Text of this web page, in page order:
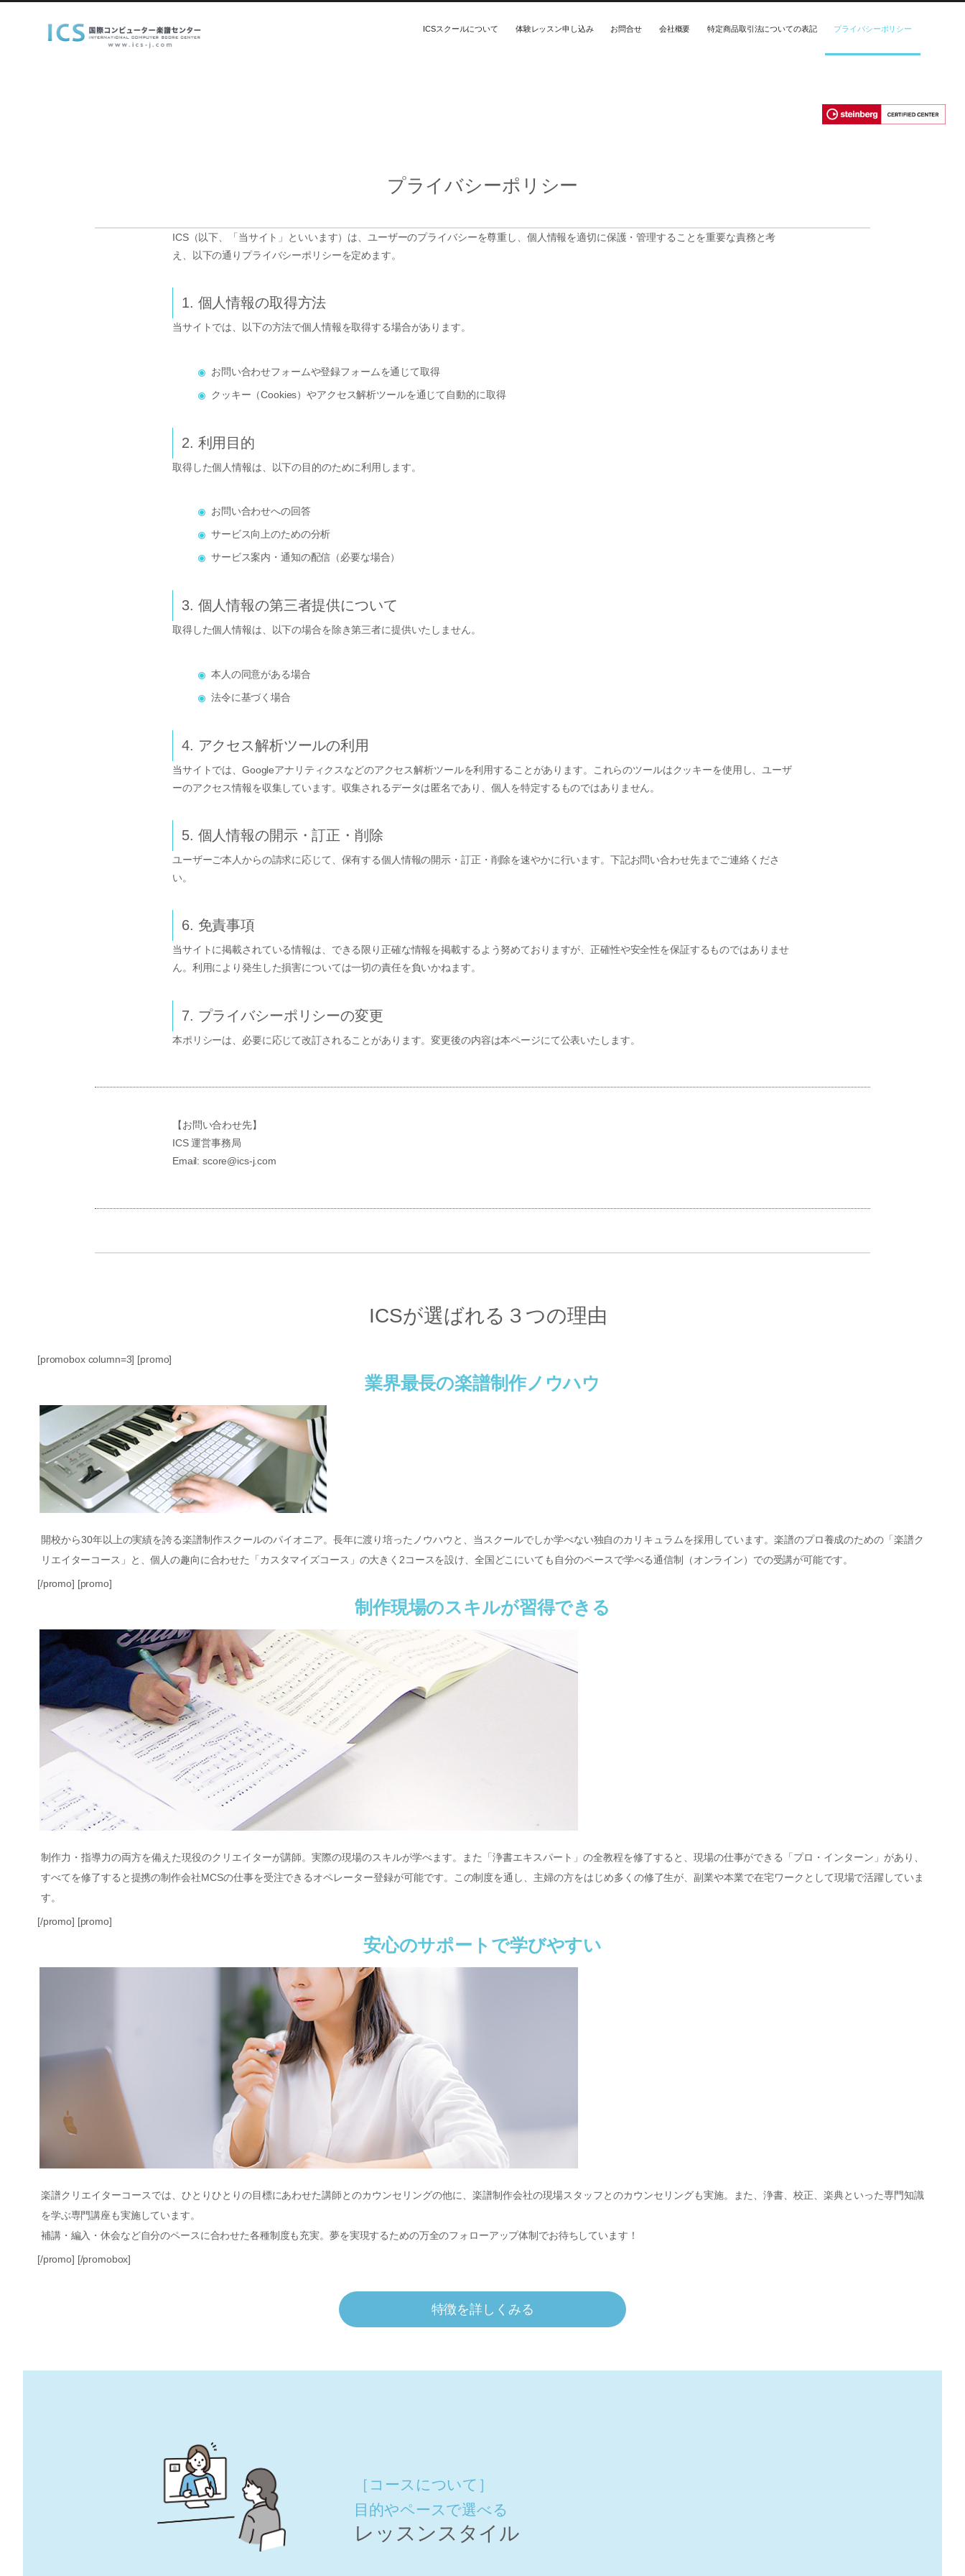
ICSスクールについて 体験レッスン申し込み お問合せ 会社概要 特定商品取引法についての表記 プライバシーポリシー
プライバシーポリシー
ICS（以下、「当サイト」といいます）は、ユーザーのプライバシーを尊重し、個人情報を適切に保護・管理することを重要な責務と考
え、以下の通りプライバシーポリシーを定めます。
1. 個人情報の取得方法
当サイトでは、以下の方法で個人情報を取得する場合があります。
お問い合わせフォームや登録フォームを通じて取得
クッキー（Cookies）やアクセス解析ツールを通じて自動的に取得
2. 利用目的
取得した個人情報は、以下の目的のために利用します。
お問い合わせへの回答
サービス向上のための分析
サービス案内・通知の配信（必要な場合）
3. 個人情報の第三者提供について
取得した個人情報は、以下の場合を除き第三者に提供いたしません。
本人の同意がある場合
法令に基づく場合
4. アクセス解析ツールの利用
当サイトでは、Googleアナリティクスなどのアクセス解析ツールを利用することがあります。これらのツールはクッキーを使用し、ユーザ
ーのアクセス情報を収集しています。収集されるデータは匿名であり、個人を特定するものではありません。
5. 個人情報の開示・訂正・削除
ユーザーご本人からの請求に応じて、保有する個人情報の開示・訂正・削除を速やかに行います。下記お問い合わせ先までご連絡くださ
い。
6. 免責事項
当サイトに掲載されている情報は、できる限り正確な情報を掲載するよう努めておりますが、正確性や安全性を保証するものではありませ
ん。利用により発生した損害については一切の責任を負いかねます。
7. プライバシーポリシーの変更
本ポリシーは、必要に応じて改訂されることがあります。変更後の内容は本ページにて公表いたします。
【お問い合わせ先】
ICS 運営事務局
Email: score@ics-j.com
ICSが選ばれる３つの理由
[promobox column=3] [promo]
業界最長の楽譜制作ノウハウ
開校から30年以上の実績を誇る楽譜制作スクールのパイオニア。長年に渡り培ったノウハウと、当スクールでしか学べない独自のカリキュラムを採用しています。楽譜のプロ養成のための「楽譜ク
リエイターコース」と、個人の趣向に合わせた「カスタマイズコース」の大きく2コースを設け、全国どこにいても自分のペースで学べる通信制（オンライン）での受講が可能です。
[/promo] [promo]
制作現場のスキルが習得できる
制作力・指導力の両方を備えた現役のクリエイターが講師。実際の現場のスキルが学べます。また「浄書エキスパート」の全教程を修了すると、現場の仕事ができる「プロ・インターン」があり、
すべてを修了すると提携の制作会社MCSの仕事を受注できるオペレーター登録が可能です。この制度を通し、主婦の方をはじめ多くの修了生が、副業や本業で在宅ワークとして現場で活躍していま
す。
[/promo] [promo]
安心のサポートで学びやすい
楽譜クリエイターコースでは、ひとりひとりの目標にあわせた講師とのカウンセリングの他に、楽譜制作会社の現場スタッフとのカウンセリングも実施。また、浄書、校正、楽典といった専門知識
を学ぶ専門講座も実施しています。
補講・編入・休会など自分のペースに合わせた各種制度も充実。夢を実現するための万全のフォローアップ体制でお待ちしています！
[/promo] [/promobox]
特徴を詳しくみる
［コースについて］
目的やペースで選べる
レッスンスタイル